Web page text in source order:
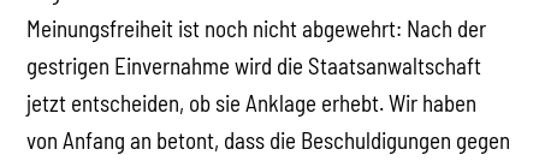
Meinungsfreiheit ist noch nicht abgewehrt: Nach der
gestrigen Einvernahme wird die Staatsanwaltschaft
jetzt entscheiden, ob sie Anklage erhebt. Wir haben
von Anfang an betont, dass die Beschuldigungen gegen